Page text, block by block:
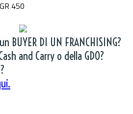
BUYER DI UN FRANCHISING?
and Carry o della GDO?